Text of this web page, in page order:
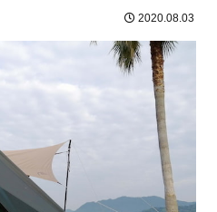
2020.08.03